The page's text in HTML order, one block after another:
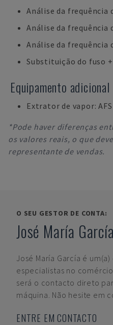
Análise da frequência
Análise da frequência
Análise da frequência
Substituição do fuso
Equipamento adicional
Extrator de vapor: AFS
*Pode haver diferenças
os valores reais, o que
representante de vendas.
O SEU GESTOR DE CONTA:
José María García
José María García é um(a)
especialistas no
será o contacto direto
máquina. Não hesite em
ENTRE EM CONTACTO